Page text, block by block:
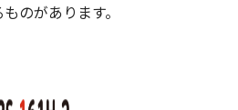
のがあります。